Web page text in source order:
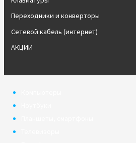
Переходники и конверторы
Сетевой кабель (интернет)
АКЦИИ